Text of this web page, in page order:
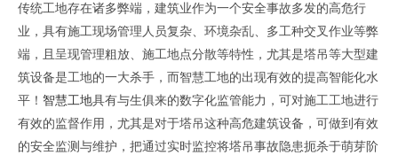
传统工地存在诸多弊端，建筑业作为一个安全事故多发的高危行
业，具有施工现场管理人员复杂、环境杂乱、多工种交叉作业等弊
端，且呈现管理粗放、施工地点分散等特性，尤其是塔吊等大型建
筑设备是工地的一大杀手，而智慧工地的出现有效的提高智能化水
平！ 智慧工地具有与生俱来的数字化监管能力，可对施工工地进行
有效的监督作用，尤其是对于塔吊这种高危建筑设备，可做到有效
的安全监测与维护，把通过实时监控将塔吊事故隐患扼杀于萌芽阶